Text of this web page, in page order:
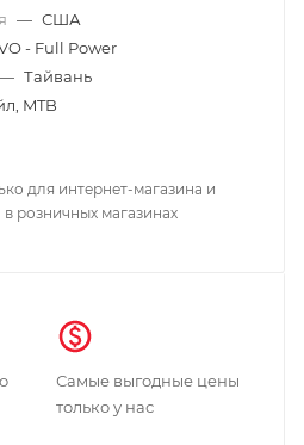
— США
- Full Power
— Тайвань
MTB
для интернет-магазина и
розничных магазинах
Самые выгодные цены
только у нас